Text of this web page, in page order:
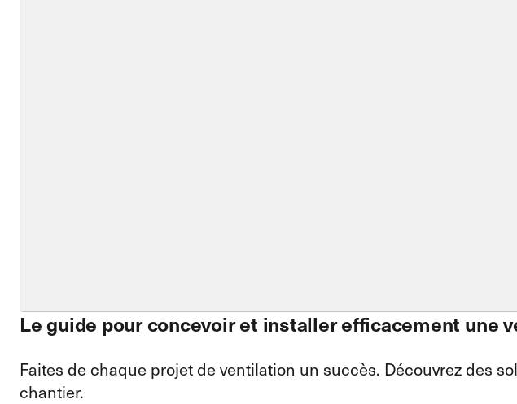
Le guide pour concevoir et installer efficacement une
Faites de chaque projet de ventilation un succès. Découvrez des
chantier.